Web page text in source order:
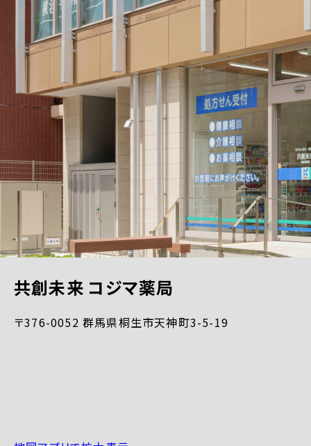
共創未来 コジマ薬局
〒376-0052 群馬県桐生市天神町3-5-19